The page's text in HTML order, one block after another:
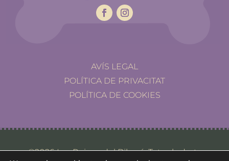
AVÍS LEGAL
POLÍTICA DE PRIVACITAT
POLÍTICA DE COOKIES
©2026 Les Reines del Biberó. Tots els drets